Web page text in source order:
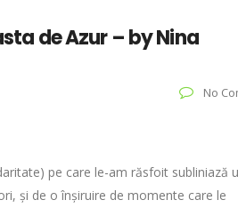
de Azur – by Nina
No
pe care le-am răsfoit subliniază
și de o înșiruire de momente care le